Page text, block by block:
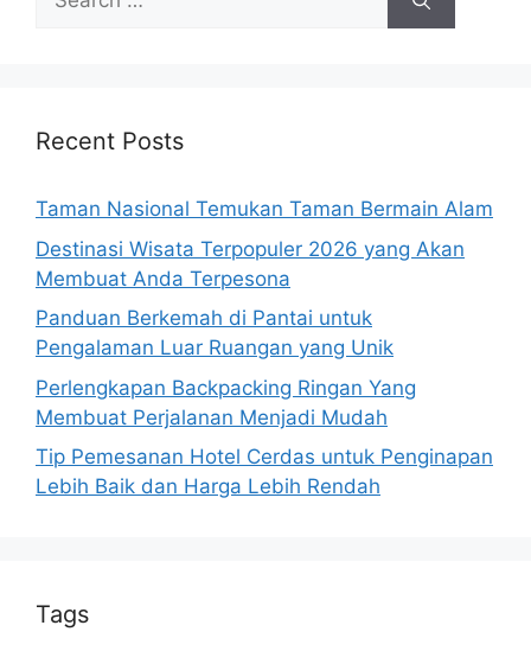
for:
Recent Posts
Taman Nasional Temukan Taman Bermain Alam
Destinasi Wisata Terpopuler 2026 yang Akan
Membuat Anda Terpesona
Panduan Berkemah di Pantai untuk
Pengalaman Luar Ruangan yang Unik
Perlengkapan Backpacking Ringan Yang
Membuat Perjalanan Menjadi Mudah
Tip Pemesanan Hotel Cerdas untuk Penginapan
Lebih Baik dan Harga Lebih Rendah
Tags